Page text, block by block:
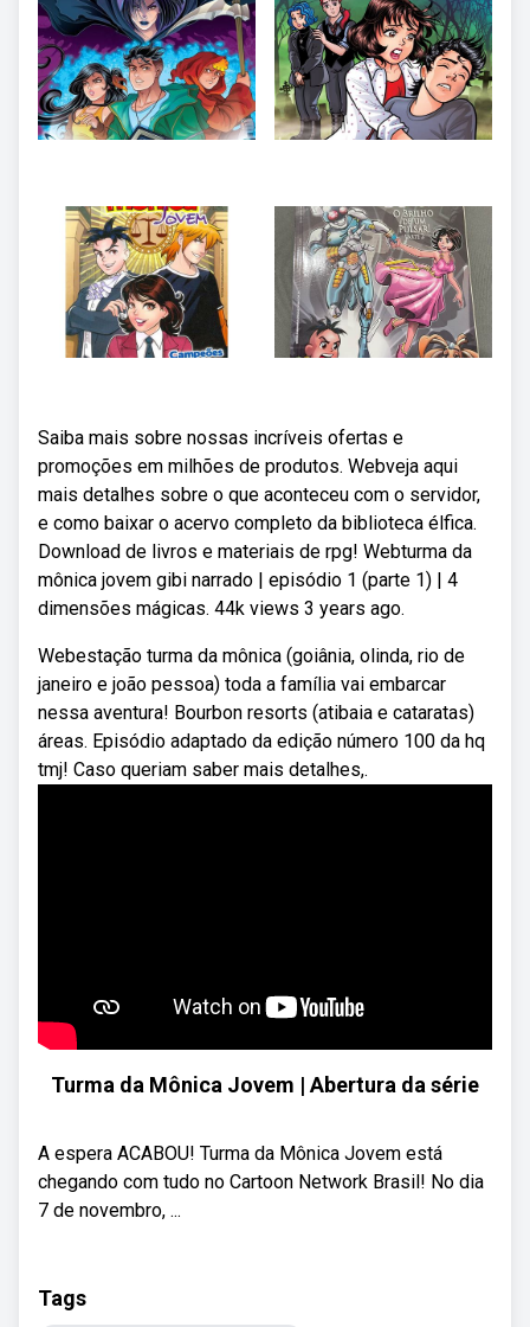
Saiba mais sobre nossas incríveis ofertas e
promoções em milhões de produtos. Webveja aqui
mais detalhes sobre o que aconteceu com o servidor,
e como baixar o acervo completo da biblioteca élfica.
Download de livros e materiais de rpg! Webturma da
mônica jovem gibi narrado | episódio 1 (parte 1) | 4
dimensões mágicas. 44k views 3 years ago.
Webestação turma da mônica (goiânia, olinda, rio de
janeiro e joão pessoa) toda a família vai embarcar
nessa aventura! Bourbon resorts (atibaia e cataratas)
áreas. Episódio adaptado da edição número 100 da hq
tmj! Caso queriam saber mais detalhes,.
Turma da Mônica Jovem | Abertura da série
A espera ACABOU! Turma da Mônica Jovem está
chegando com tudo no Cartoon Network Brasil! No dia
7 de novembro, ...
Tags